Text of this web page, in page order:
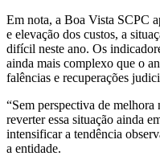
Em nota, a Boa Vista SCPC
e elevação dos custos, a
difícil neste ano. Os
ainda mais complexo que o
falências e recuperações
“Sem perspectiva de
reverter essa situação ainda
intensificar a tendência
a entidade.